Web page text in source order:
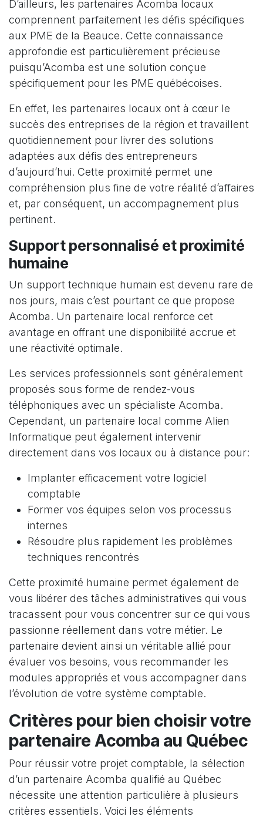
D’ailleurs, les partenaires Acomba locaux
comprennent parfaitement les défis spécifiques
aux PME de la Beauce. Cette connaissance
approfondie est particulièrement précieuse
puisqu’Acomba est une solution conçue
spécifiquement pour les PME québécoises.
En effet, les partenaires locaux ont à cœur le
succès des entreprises de la région et travaillent
quotidiennement pour livrer des solutions
adaptées aux défis des entrepreneurs
d’aujourd’hui. Cette proximité permet une
compréhension plus fine de votre réalité d’affaires
et, par conséquent, un accompagnement plus
pertinent.
Support personnalisé et proximité
humaine
Un support technique humain est devenu rare de
nos jours, mais c’est pourtant ce que propose
Acomba. Un partenaire local renforce cet
avantage en offrant une disponibilité accrue et
une réactivité optimale.
Les services professionnels sont généralement
proposés sous forme de rendez-vous
téléphoniques avec un spécialiste Acomba.
Cependant, un partenaire local comme Alien
Informatique peut également intervenir
directement dans vos locaux ou à distance pour:
Implanter efficacement votre logiciel
comptable
Former vos équipes selon vos processus
internes
Résoudre plus rapidement les problèmes
techniques rencontrés
Cette proximité humaine permet également de
vous libérer des tâches administratives qui vous
tracassent pour vous concentrer sur ce qui vous
passionne réellement dans votre métier. Le
partenaire devient ainsi un véritable allié pour
évaluer vos besoins, vous recommander les
modules appropriés et vous accompagner dans
l’évolution de votre système comptable.
Critères pour bien choisir votre
partenaire Acomba au Québec
Pour réussir votre projet comptable, la sélection
d’un partenaire Acomba qualifié au Québec
nécessite une attention particulière à plusieurs
critères essentiels. Voici les éléments